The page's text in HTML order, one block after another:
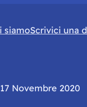
siamoScrivici una
17 Novembre 2020